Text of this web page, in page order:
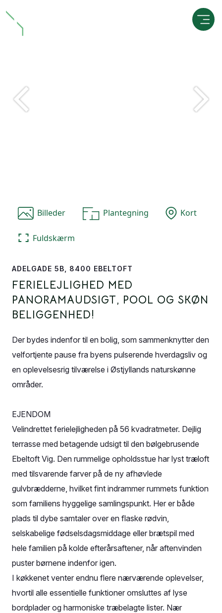
Billeder Plantegning Kort
Fuldskærm
ADELGADE 5B, 8400 EBELTOFT
FERIELEJLIGHED MED
PANORAMAUDSIGT, POOL OG SKØN
BELIGGENHED!
Der bydes indenfor til en bolig, som sammenknytter den
velfortjente pause fra byens pulserende hverdagsliv og
en oplevelsesrig tilværelse i Østjyllands naturskønne
områder.
EJENDOM
Velindrettet ferielejligheden på 56 kvadratmeter. Dejlig
terrasse med betagende udsigt til den bølgebrusende
Ebeltoft Vig. Den rummelige opholdsstue har lyst træloft
med tilsvarende farver på de ny afhøvlede
gulvbrædderne, hvilket fint indrammer rummets funktion
som familiens hyggelige samlingspunkt. Her er både
plads til dybe samtaler over en flaske rødvin,
selskabelige fødselsdagsmiddage eller brætspil med
hele familien på kolde efterårsaftener, når aftenvinden
puster børnene indenfor igen.
I køkkenet venter endnu flere nærværende oplevelser,
hvortil alle essentielle funktioner omsluttes af lyse
bordplader og harmoniske træbelagte lister. Nær